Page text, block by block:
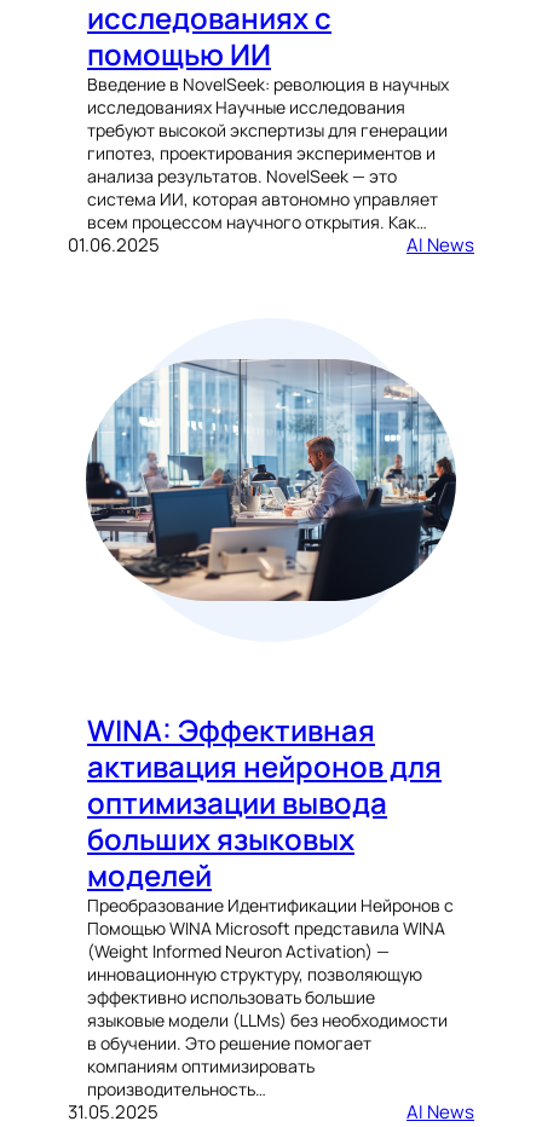
исследованиях с
помощью ИИ
Введение в NovelSeek: революция в научных
исследованиях Научные исследования
требуют высокой экспертизы для генерации
гипотез, проектирования экспериментов и
анализа результатов. NovelSeek — это
система ИИ, которая автономно управляет
всем процессом научного открытия. Как…
01.06.2025 AI News
WINA: Эффективная
активация нейронов для
оптимизации вывода
больших языковых
моделей
Преобразование Идентификации Нейронов с
Помощью WINA Microsoft представила WINA
(Weight Informed Neuron Activation) —
инновационную структуру, позволяющую
эффективно использовать большие
языковые модели (LLMs) без необходимости
в обучении. Это решение помогает
компаниям оптимизировать
производительность…
31.05.2025 AI News